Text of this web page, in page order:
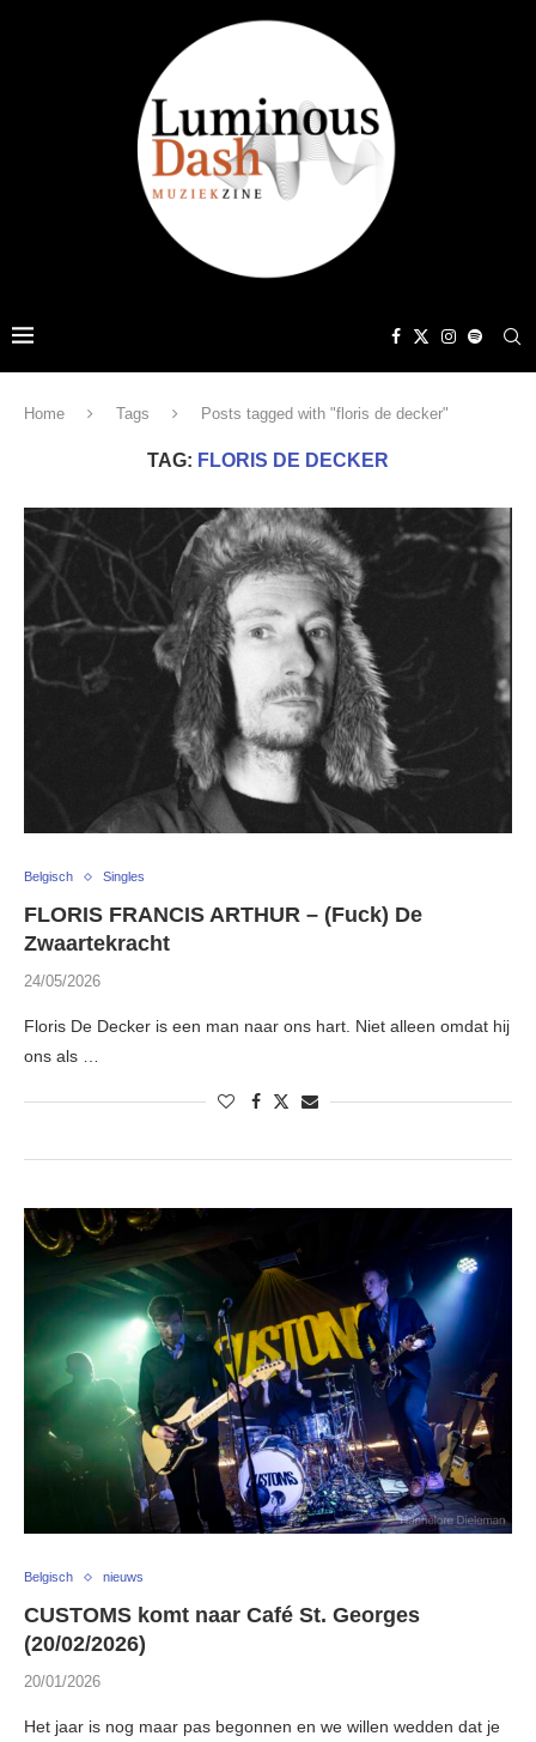
Home Tags Posts tagged with "floris de decker"
TAG: FLORIS DE DECKER
Belgisch Singles
FLORIS FRANCIS ARTHUR – (Fuck) De
Zwaartekracht
24/05/2026
Floris De Decker is een man naar ons hart. Niet alleen omdat hij
ons als …
Belgisch nieuws
CUSTOMS komt naar Café St. Georges
(20/02/2026)
20/01/2026
Het jaar is nog maar pas begonnen en we willen wedden dat je